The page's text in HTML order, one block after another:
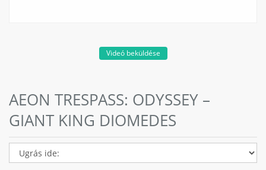
Videó beküldése
AEON TRESPASS: ODYSSEY –
GIANT KING DIOMEDES